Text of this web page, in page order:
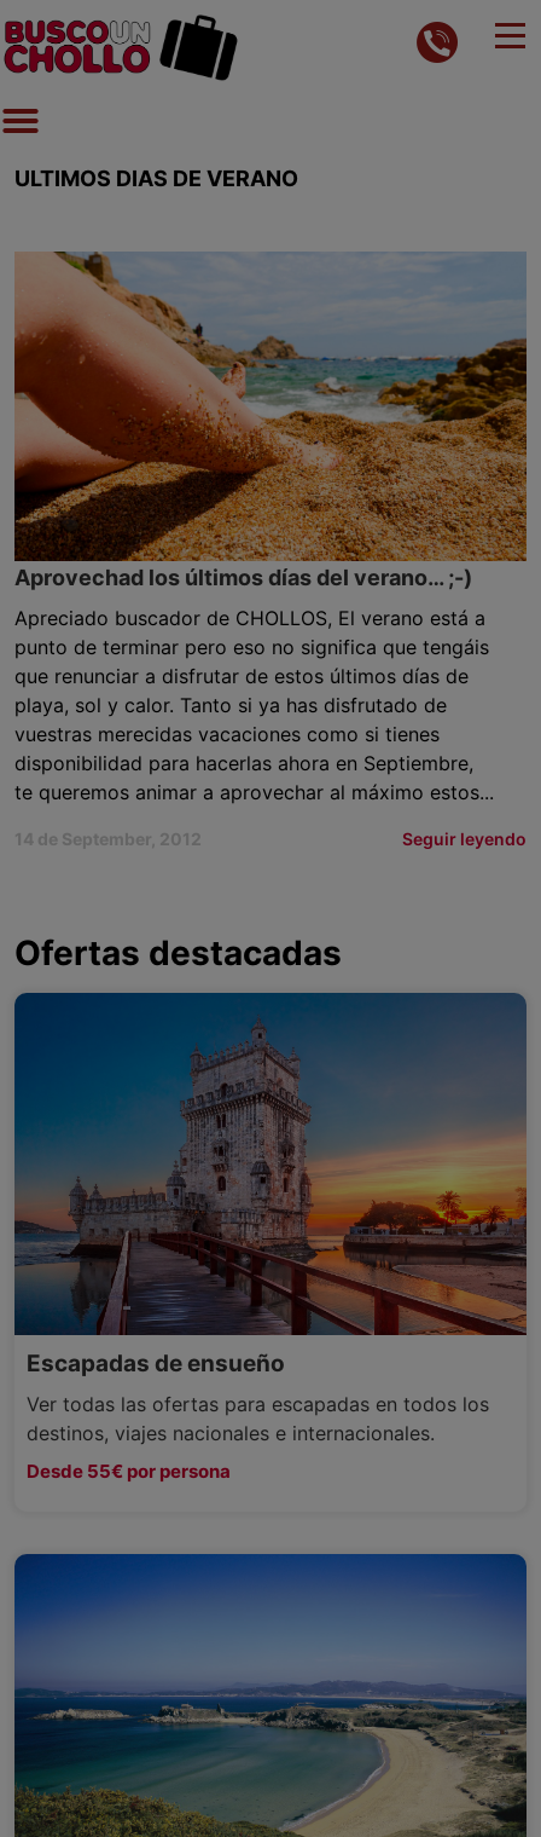
ULTIMOS DIAS DE VERANO
Aprovechad los últimos días del verano… ;-)
Apreciado buscador de CHOLLOS, El verano está a
punto de terminar pero eso no significa que tengáis
que renunciar a disfrutar de estos últimos días de
playa, sol y calor. Tanto si ya has disfrutado de
vuestras merecidas vacaciones como si tienes
disponibilidad para hacerlas ahora en Septiembre,
te queremos animar a aprovechar al máximo estos...
14 de September, 2012 Seguir leyendo
Ofertas destacadas
Escapadas de ensueño
Ver todas las ofertas para escapadas en todos los
destinos, viajes nacionales e internacionales.
Desde 55€ por persona